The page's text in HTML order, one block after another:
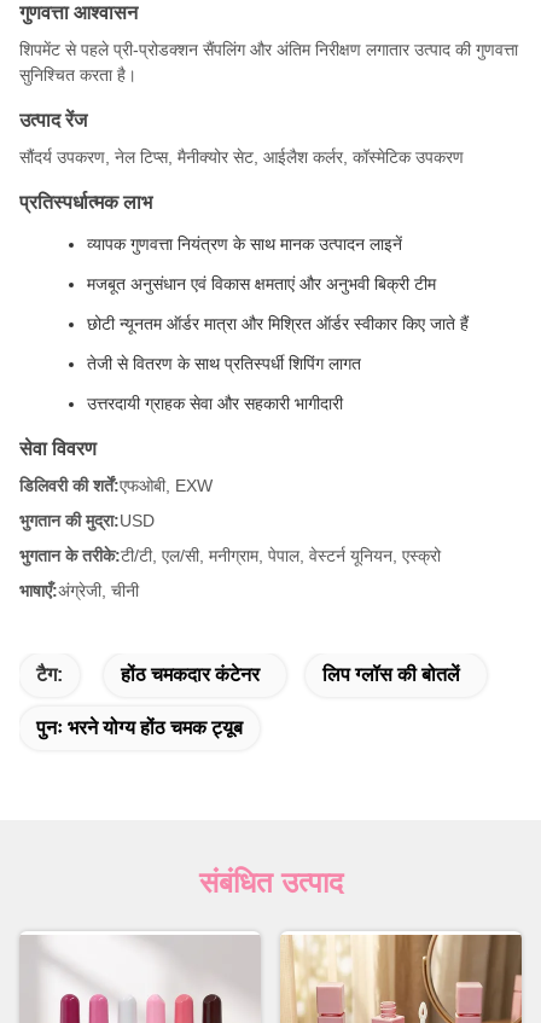
गुणवत्ता आश्वासन
शिपमेंट से पहले प्री-प्रोडक्शन सैंपलिंग और अंतिम निरीक्षण लगातार उत्पाद की गुणवत्ता
सुनिश्चित करता है।
उत्पाद रेंज
सौंदर्य उपकरण, नेल टिप्स, मैनीक्योर सेट, आईलैश कर्लर, कॉस्मेटिक उपकरण
प्रतिस्पर्धात्मक लाभ
व्यापक गुणवत्ता नियंत्रण के साथ मानक उत्पादन लाइनें
मजबूत अनुसंधान एवं विकास क्षमताएं और अनुभवी बिक्री टीम
छोटी न्यूनतम ऑर्डर मात्रा और मिश्रित ऑर्डर स्वीकार किए जाते हैं
तेजी से वितरण के साथ प्रतिस्पर्धी शिपिंग लागत
उत्तरदायी ग्राहक सेवा और सहकारी भागीदारी
सेवा विवरण
डिलिवरी की शर्तें:एफओबी, EXW
भुगतान की मुद्रा:USD
भुगतान के तरीके:टी/टी, एल/सी, मनीग्राम, पेपाल, वेस्टर्न यूनियन, एस्क्रो
भाषाएँ:अंग्रेजी, चीनी
टैग: होंठ चमकदार कंटेनर लिप ग्लॉस की बोतलें
पुनः भरने योग्य होंठ चमक ट्यूब
संबंधित उत्पाद